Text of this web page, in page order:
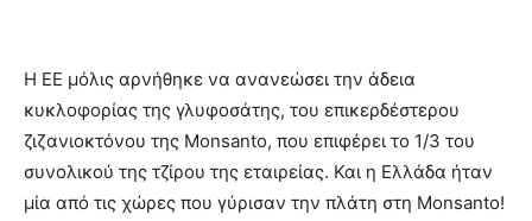
Η ΕΕ μόλις αρνήθηκε να ανανεώσει την άδεια
κυκλοφορίας της γλυφοσάτης, του επικερδέστερου
ζιζανιοκτόνου της Monsanto, που επιφέρει το 1/3 του
συνολικού της τζίρου της εταιρείας. Και η Ελλάδα ήταν
μία από τις χώρες που γύρισαν την πλάτη στη Monsanto!